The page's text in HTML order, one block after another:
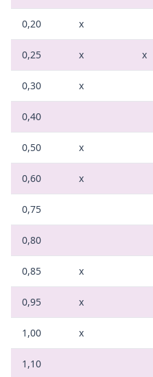
0,20 x
0,25 x x
0,30 x
0,40
0,50 x
0,60 x
0,75
0,80
0,85 x
0,95 x
1,00 x
1,10